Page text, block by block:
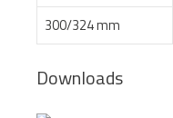
300/324 mm
Downloads